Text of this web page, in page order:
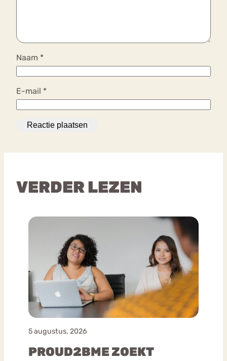
Naam *
E-mail *
VERDER LEZEN
5 augustus, 2026
PROUD2BME ZOEKT